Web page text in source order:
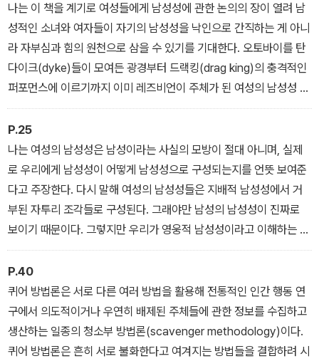
남자 없는 남성성, 남성적 퀴어 여성들의 다른 삶은 젠더와 섹슈얼리
티의 새로운 가능성을 향해 열린다. 무엇으로 구분되지 않는 만큼 부
끄러워하기를 강요받던 ‘남성적 여성’이라는 ‘낙인’은 남성성을 남자
들에게만 특권적으로 부여하는 현실을 뒤바꿀 ‘힘’이 된다.
나는 이 책을 계기로 여성들에게 남성성에 관한 논의의 장이 열려 남
성적인 소녀와 여자들이 자기의 남성성을 낙인으로 간직하는 게 아니
라 자부심과 힘의 원천으로 삼을 수 있기를 기대한다. 오토바이를 탄
다이크(dyke)들이 모여든 광경부터 드랙킹(drag king)의 충격적인
퍼포먼스에 이르기까지 이미 레즈비언이 주체가 된 여성의 남성성 역
생산(counterproduction)은 확실히 여자의 남성성을 거스르는 문
화의 명령을 겨냥하고 있다. 결국에는 이 책이 남성성을 남자들에게
만 특권적으로 부여하는 현실을 겨냥한 문화적 습격의 한 부분에 그
치게 되기를 기대한다.
P.25
나는 여성의 남성성은 남성이라는 사실의 모방이 절대 아니며, 실제
로 우리에게 남성성이 어떻게 남성성으로 구성되는지를 언뜻 보여준
다고 주장한다. 다시 말해 여성의 남성성들은 지배적 남성성에서 거
부된 자투리 조각들로 구성된다. 그래야만 남성의 남성성이 진짜로
보이기 때문이다. 그렇지만 우리가 영웅적 남성성이라고 이해하는 것
은 남자와 여자 둘 다의 육체를 거쳐, 두 육체를 가로질러 만들어진 산
물이다.
P.40
퀴어 방법론은 서로 다른 여러 방법을 활용해 전통적인 인간 행동 연
구에서 의도적이거나 우연히 배제된 주체들에 관한 정보를 수집하고
생산하는 일종의 청소부 방법론(scavenger methodology)이다.
퀴어 방법론은 흔히 서로 불화한다고 여겨지는 방법들을 결합하려 시